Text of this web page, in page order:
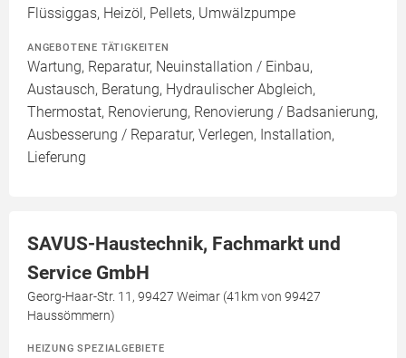
Flüssiggas, Heizöl, Pellets, Umwälzpumpe
ANGEBOTENE TÄTIGKEITEN
Wartung, Reparatur, Neuinstallation / Einbau,
Austausch, Beratung, Hydraulischer Abgleich,
Thermostat, Renovierung, Renovierung / Badsanierung,
Ausbesserung / Reparatur, Verlegen, Installation,
Lieferung
SAVUS-Haustechnik, Fachmarkt und
Service GmbH
Georg-Haar-Str. 11, 99427 Weimar (41km von 99427
Haussömmern)
HEIZUNG SPEZIALGEBIETE